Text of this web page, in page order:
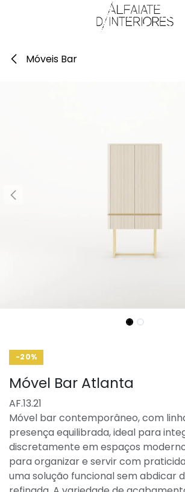
Móveis Bar
-20%
Móvel Bar Atlanta
AF.13.21
Móvel bar contemporâneo, com
presença equilibrada, ideal para
discretamente em espaços
para organizar e servir com
uma solução funcional sem abdicar